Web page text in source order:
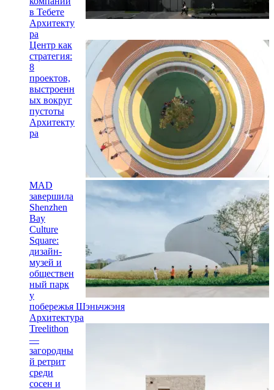
в Тебете
Архитекту
ра
Центр как
стратегия:
8
проектов,
выстроенн
ых вокруг
пустоты
Архитекту
ра
MAD
завершила
Shenzhen
Bay
Culture
Square:
дизайн-
музей и
обществен
ный парк
у
побережья Шэньчжэня
Архитектура
Treelithon
—
загородны
й ретрит
среди
сосен и